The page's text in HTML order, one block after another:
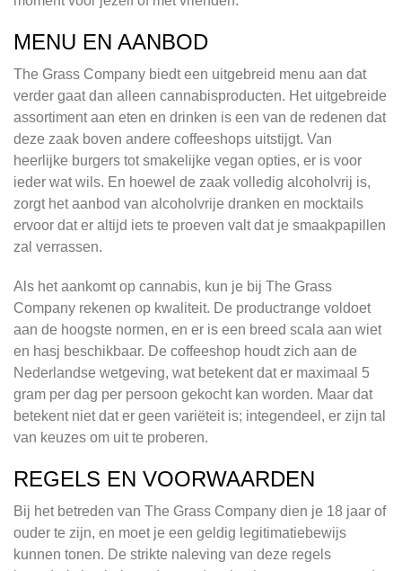
MENU EN AANBOD
The Grass Company biedt een uitgebreid menu aan dat
verder gaat dan alleen cannabisproducten. Het uitgebreide
assortiment aan eten en drinken is een van de redenen dat
deze zaak boven andere coffeeshops uitstijgt. Van
heerlijke burgers tot smakelijke vegan opties, er is voor
ieder wat wils. En hoewel de zaak volledig alcoholvrij is,
zorgt het aanbod van alcoholvrije dranken en mocktails
ervoor dat er altijd iets te proeven valt dat je smaakpapillen
zal verrassen.
Als het aankomt op cannabis, kun je bij The Grass
Company rekenen op kwaliteit. De productrange voldoet
aan de hoogste normen, en er is een breed scala aan wiet
en hasj beschikbaar. De coffeeshop houdt zich aan de
Nederlandse wetgeving, wat betekent dat er maximaal 5
gram per dag per persoon gekocht kan worden. Maar dat
betekent niet dat er geen variëteit is; integendeel, er zijn tal
van keuzes om uit te proberen.
REGELS EN VOORWAARDEN
Bij het betreden van The Grass Company dien je 18 jaar of
ouder te zijn, en moet je een geldig legitimatiebewijs
kunnen tonen. De strikte naleving van deze regels